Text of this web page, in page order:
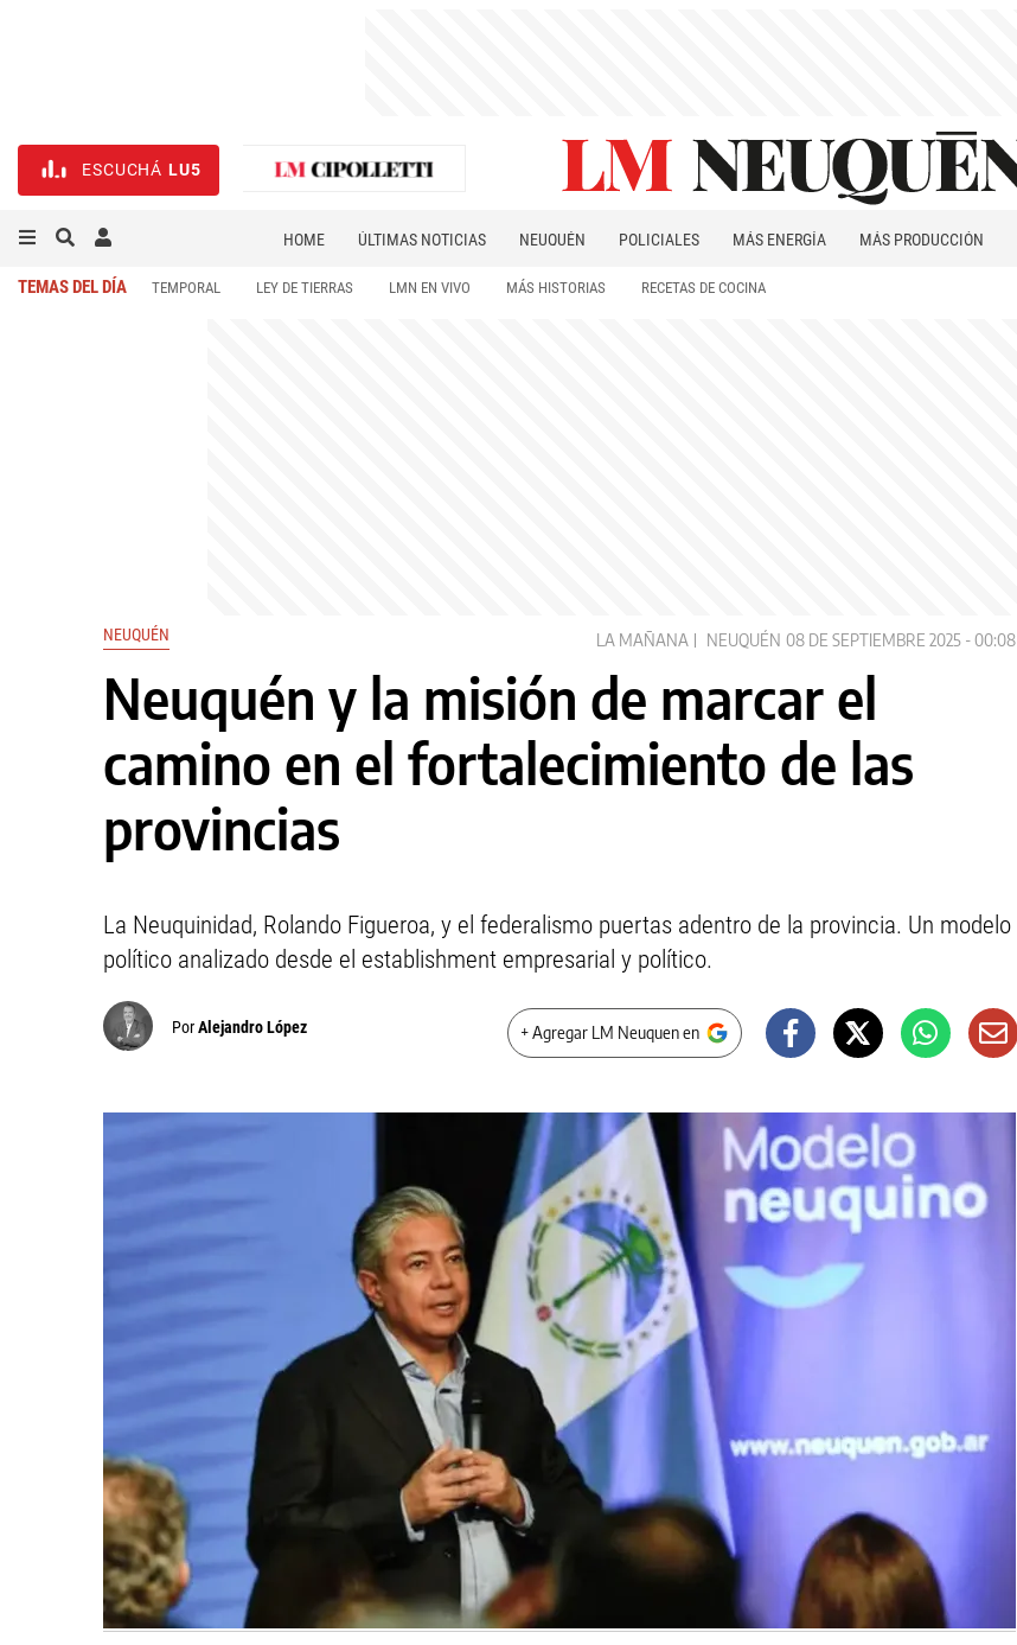
ESCUCHÁ LU5
HOME ÚLTIMAS NOTICIAS NEUQUÉN POLICIALES MÁS ENERGÍA MÁS PRODUCCIÓN
TEMAS DEL DÍA TEMPORAL LEY DE TIERRAS LMN EN VIVO MÁS HISTORIAS RECETAS DE COCINA
NEUQUÉN LA MAÑANA NEUQUÉN 08 DE SEPTIEMBRE 2025 - 00:08
Neuquén y la misión de marcar el
camino en el fortalecimiento de las
provincias
La Neuquinidad, Rolando Figueroa, y el federalismo puertas adentro de la provincia. Un modelo
político analizado desde el establishment empresarial y político.
PorAlejandro López + Agregar LM Neuquen en